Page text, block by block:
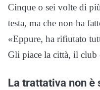
Cinque o sei volte di
testa, ma che non ha
«Eppure, ha rifiutato
Gli piace la città, il club
La trattativa non è